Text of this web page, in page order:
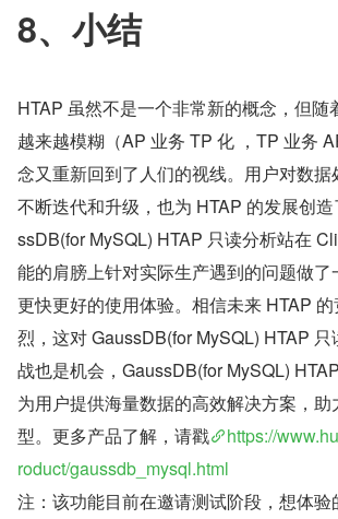
8、小结
HTAP 虽然不是一个非常新的概念，但随
越来越模糊（AP 业务 TP 化 ，TP 业务
念又重新回到了人们的视线。用户对数
不断迭代和升级，也为 HTAP 的发展创
ssDB(for MySQL) HTAP 只读分析站在
能的肩膀上针对实际生产遇到的问题做
更快更好的使用体验。相信未来 HTAP
烈，这对 GaussDB(for MySQL) HTAP
战也是机会，GaussDB(for MySQL)
为用户提供海量数据的高效解决方案，
型。更多产品了解，请戳
https://
roduct/gaussdb_mysql.html
注：该功能目前在邀请测试阶段，想体